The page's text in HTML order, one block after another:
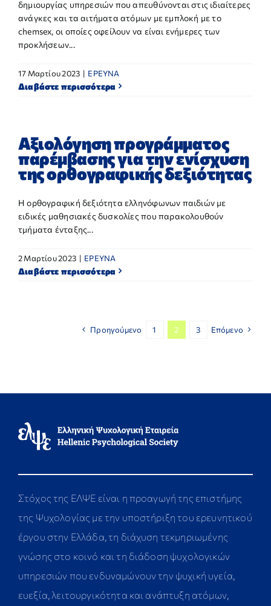
δημιουργίας υπηρεσιών που απευθύνονται στις ιδιαίτερες
ανάγκες και τα αιτήματα ατόμων με εμπλοκή με το
chemsex, οι οποίες οφείλουν να είναι ενήμερες των
προκλήσεων...
17 Μαρτίου 2023 | ΕΡΕΥΝΑ
Διαβάστε περισσότερα
Αξιολόγηση προγράμματος
παρέμβασης για την ενίσχυση
της ορθογραφικής δεξιότητας
Η ορθογραφική δεξιότητα ελληνόφωνων παιδιών με
ειδικές μαθησιακές δυσκολίες που παρακολουθούν
τμήματα ένταξης...
2 Μαρτίου 2023 | ΕΡΕΥΝΑ
Διαβάστε περισσότερα
Προηγούμενο 1 2 3 Επόμενο
Στόχος της ΕΛΨΕ είναι η προαγωγή της επιστήμης
της Ψυχολογίας με την υποστήριξη του ερευνητικού
έργου στην Ελλάδα, τη διάχυση τεκμηριωμένης
γνώσης στο κοινό και τη διάδοση ψυχολογικών
υπηρεσιών που ενδυναμώνουν την ψυχική υγεία,
ευεξία, λειτουργικότητα και ανάπτυξη ατόμων,